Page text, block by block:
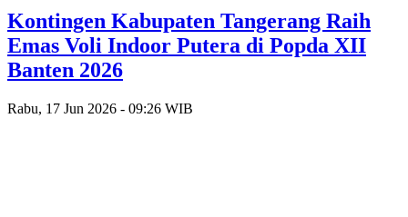
Kontingen Kabupaten Tangerang Raih
Emas Voli Indoor Putera di Popda XII
Banten 2026
Rabu, 17 Jun 2026 - 09:26 WIB